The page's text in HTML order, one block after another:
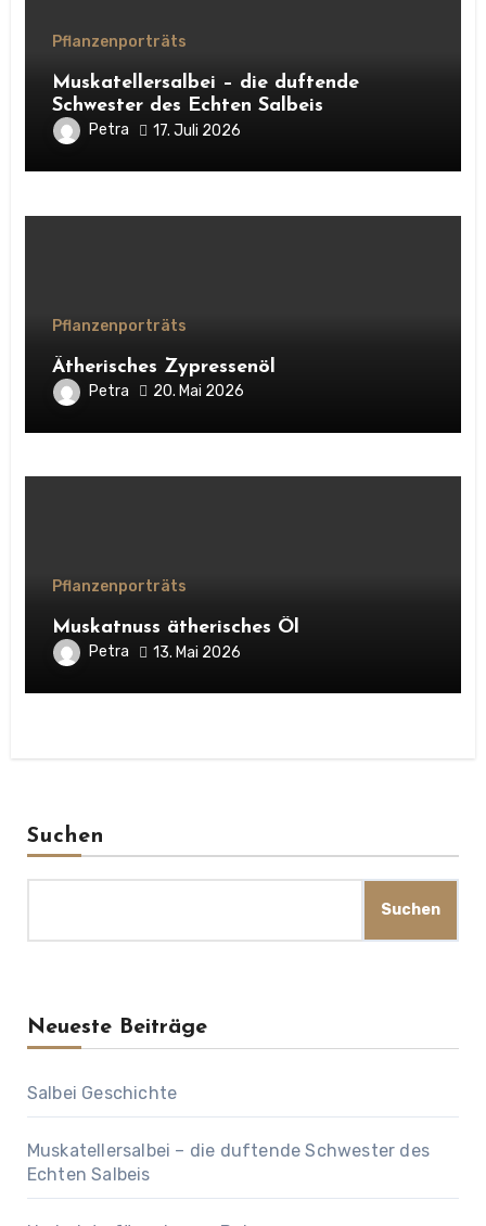
Pflanzenporträts
Muskatellersalbei – die duftende
Schwester des Echten Salbeis
Petra 17. Juli 2026
Pflanzenporträts
Ätherisches Zypressenöl
Petra 20. Mai 2026
Pflanzenporträts
Muskatnuss ätherisches Öl
Petra 13. Mai 2026
Suchen
Suchen
Neueste Beiträge
Salbei Geschichte
Muskatellersalbei – die duftende Schwester des
Echten Salbeis